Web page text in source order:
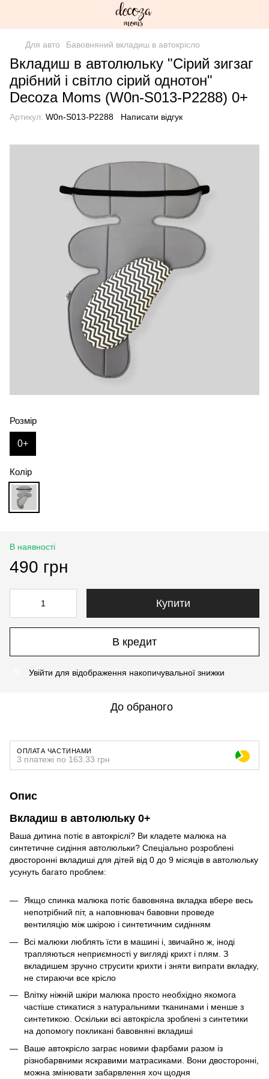
Для авто Бавовняний вкладиш в автокрісло
Вкладиш в автолюльку "Сірий зигзаг
дрібний і світло сірий однотон"
Decoza Moms (W0n-S013-P2288) 0+
Артикул: W0n-S013-P2288 Написати відгук
Розмір
0+
Колір
В наявності
490 грн
Купити
В кредит
Увійти для відображення накопичувальної знижки
До обраного
ОПЛАТА ЧАСТИНАМИ
3 платежі по 163.33 грн
Опис
Вкладиш в автолюльку 0+
Ваша дитина потіє в автокріслі? Ви кладете малюка на
синтетичне сидіння автолюльки? Спеціально розроблені
двосторонні вкладиші для дітей від 0 до 9 місяців в автолюльку
усунуть багато проблем:
Якщо спинка малюка потіє бавовняна вкладка вбере весь
непотрібний піт, а наповнювач бавовни проведе
вентиляцію між шкірою і синтетичним сидінням
Всі малюки люблять їсти в машині і, звичайно ж, іноді
трапляються неприємності у вигляді крихт і плям. З
вкладишем зручно струсити крихти і зняти випрати вкладку,
не стираючи все крісло
Влітку ніжній шкіри малюка просто необхідно якомога
частіше стикатися з натуральними тканинами і менше з
синтетикою. Оскільки всі автокрісла зроблені з синтетики
на допомогу покликані бавовняні вкладиші
Ваше автокрісло заграє новими фарбами разом із
різнобарвними яскравими матрасиками. Вони двосторонні,
можна змінювати забарвлення хоч щодня